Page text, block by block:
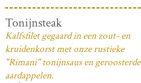
Tonijnsteak
Kalfsfilet gegaard in een zout- en
kruidenkorst met onze rustieke
"Rimani" tonijnsaus en geroosterde
aardappelen.